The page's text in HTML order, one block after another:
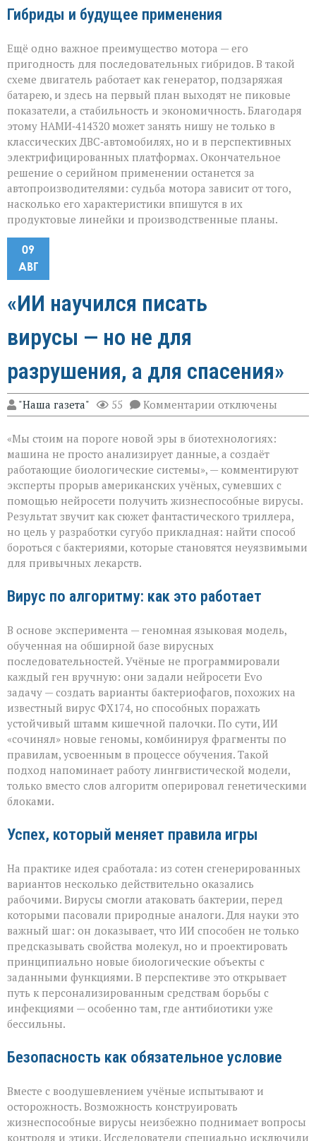
Гибриды и будущее применения
Ещё одно важное преимущество мотора — его
пригодность для последовательных гибридов. В такой
схеме двигатель работает как генератор, подзаряжая
батарею, и здесь на первый план выходят не пиковые
показатели, а стабильность и экономичность. Благодаря
этому НАМИ‑414320 может занять нишу не только в
классических ДВС‑автомобилях, но и в перспективных
электрифицированных платформах. Окончательное
решение о серийном применении останется за
автопроизводителями: судьба мотора зависит от того,
насколько его характеристики впишутся в их
продуктовые линейки и производственные планы.
09
АВГ
«ИИ научился писать
вирусы — но не для
разрушения, а для спасения»
"Наша газета" 55 Комментарии к
записи
научился
писать
вирусы — но
не
для
разрушения,
а
для
спасения»
отключены
«Мы стоим на пороге новой эры в биотехнологиях:
машина не просто анализирует данные, а создаёт
работающие биологические системы», — комментируют
эксперты прорыв американских учёных, сумевших с
помощью нейросети получить жизнеспособные вирусы.
Результат звучит как сюжет фантастического триллера,
но цель у разработки сугубо прикладная: найти способ
бороться с бактериями, которые становятся неуязвимыми
для привычных лекарств.
Вирус по алгоритму: как это работает
В основе эксперимента — геномная языковая модель,
обученная на обширной базе вирусных
последовательностей. Учёные не программировали
каждый ген вручную: они задали нейросети Evo
задачу — создать варианты бактериофагов, похожих на
известный вирус ФХ174, но способных поражать
устойчивый штамм кишечной палочки. По сути, ИИ
«сочинял» новые геномы, комбинируя фрагменты по
правилам, усвоенным в процессе обучения. Такой
подход напоминает работу лингвистической модели,
только вместо слов алгоритм оперировал генетическими
блоками.
Успех, который меняет правила игры
На практике идея сработала: из сотен сгенерированных
вариантов несколько действительно оказались
рабочими. Вирусы смогли атаковать бактерии, перед
которыми пасовали природные аналоги. Для науки это
важный шаг: он доказывает, что ИИ способен не только
предсказывать свойства молекул, но и проектировать
принципиально новые биологические объекты с
заданными функциями. В перспективе это открывает
путь к персонализированным средствам борьбы с
инфекциями — особенно там, где антибиотики уже
бессильны.
Безопасность как обязательное условие
Вместе с воодушевлением учёные испытывают и
осторожность. Возможность конструировать
жизнеспособные вирусы неизбежно поднимает вопросы
контроля и этики. Исследователи специально исключили